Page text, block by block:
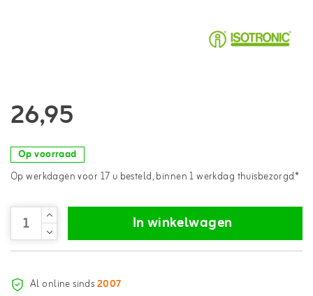
26,95
Op voorraad
Op werkdagen voor 17 u besteld, binnen 1 werkdag thuisbezorgd*
In winkelwagen
Al online sinds2007